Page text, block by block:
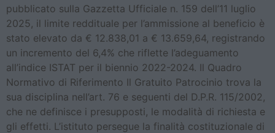
pubblicato sulla Gazzetta Ufficiale n. 159 dell’11 luglio
2025, il limite reddituale per l’ammissione al beneficio è
stato elevato da € 12.838,01 a € 13.659,64, registrando
un incremento del 6,4% che riflette l’adeguamento
all’indice ISTAT per il biennio 2022-2024. Il Quadro
Normativo di Riferimento Il Gratuito Patrocinio trova la
sua disciplina nell’art. 76 e seguenti del D.P.R. 115/2002,
che ne definisce i presupposti, le modalità di richiesta e
gli effetti. L’istituto persegue la finalità costituzionale di